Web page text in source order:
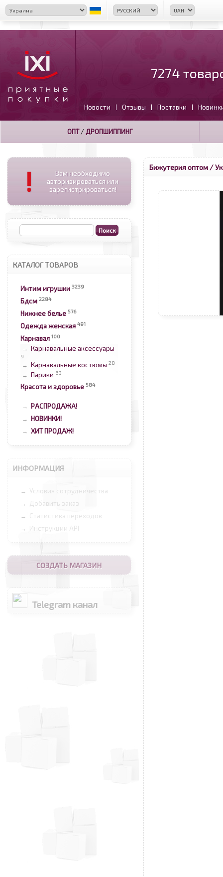
7274
Новости | Отзывы | Поставки |
ОПТ/ ДРОПШИППИНГ
!
Вам необходимо
авторизироваться или
зарегистрироваться!
КАТАЛОГ ТОВАРОВ
Интим игрушки 3239
Бдсм 2284
Нижнее белье 576
Одежда женская 491
Карнавал 100
→ Карнавальные аксессуары
9
→ Карнавальные костюмы 28
→ Парики 63
Красота и здоровье 584
→ РАСПРОДАЖА!
→ НОВИНКИ!
→ ХИТ ПРОДАЖ!
ИНФОРМАЦИЯ
→ Условия сотрудничества
→ Добавить заказ
→ Статистика переходов
→ Инструкции API
СОЗДАТЬ МАГАЗИН
Telegram канал
Бижутерия оптом/